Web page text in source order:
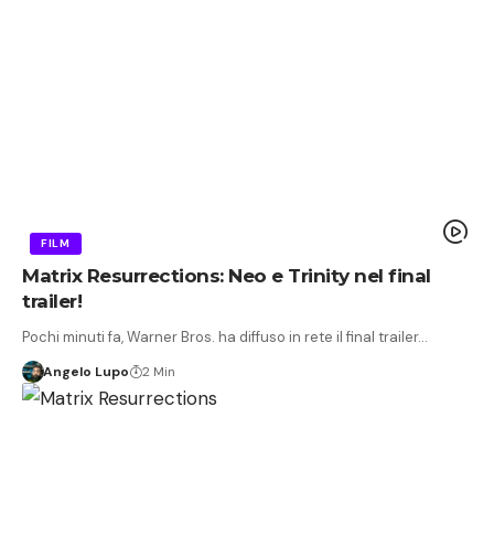
FILM
Matrix Resurrections: Neo e Trinity nel final
trailer!
Pochi minuti fa, Warner Bros. ha diffuso in rete il final trailer…
Angelo Lupo 2 Min